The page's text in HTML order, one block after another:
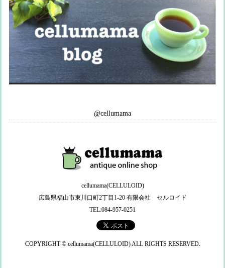
@cellumama
cellumama(CELLULOID)
広島県福山市東川口町2丁目1-20 有限会社 セルロイド
TEL:084-957-0251
COPYRIGHT © cellumama(CELLULOID) ALL RIGHTS RESERVED.